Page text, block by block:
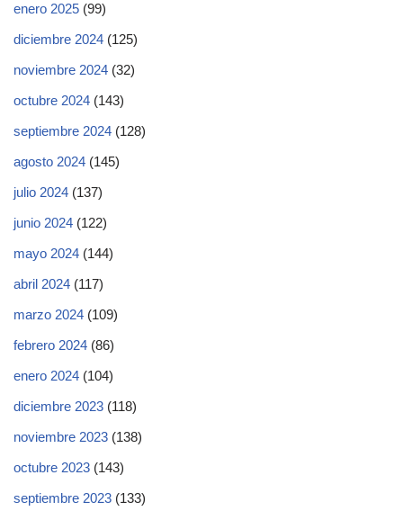
enero 2025 (99)
diciembre 2024 (125)
noviembre 2024 (32)
octubre 2024 (143)
septiembre 2024 (128)
agosto 2024 (145)
julio 2024 (137)
junio 2024 (122)
mayo 2024 (144)
abril 2024 (117)
marzo 2024 (109)
febrero 2024 (86)
enero 2024 (104)
diciembre 2023 (118)
noviembre 2023 (138)
octubre 2023 (143)
septiembre 2023 (133)